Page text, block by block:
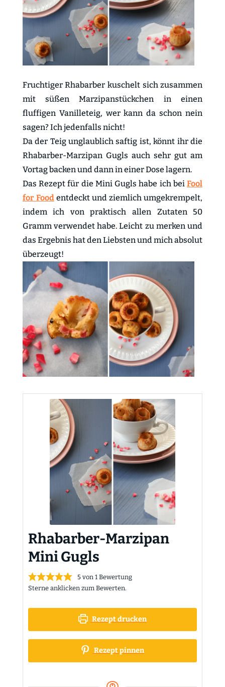
Fruchtiger Rhabarber kuschelt sich zusammen
mit süßen Marzipanstückchen in einen
fluffigen Vanilleteig, wer kann da schon nein
sagen? Ich jedenfalls nicht!
Da der Teig unglaublich saftig ist, könnt ihr die
Rhabarber-Marzipan Gugls auch sehr gut am
Vortag backen und dann in einer Dose lagern.
Das Rezept für die Mini Gugls habe ich beiFool
for Foodentdeckt und ziemlich umgekrempelt,
indem ich von praktisch allen Zutaten 50
Gramm verwendet habe. Leicht zu merken und
das Ergebnis hat den Liebsten und mich absolut
überzeugt!
Rhabarber-Marzipan
Mini Gugls
5von 1 Bewertung
Sterne anklicken zum Bewerten.
Rezept drucken
Rezept pinnen